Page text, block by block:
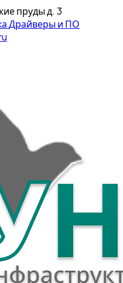
пруды д. 3
Драйверы и ПО